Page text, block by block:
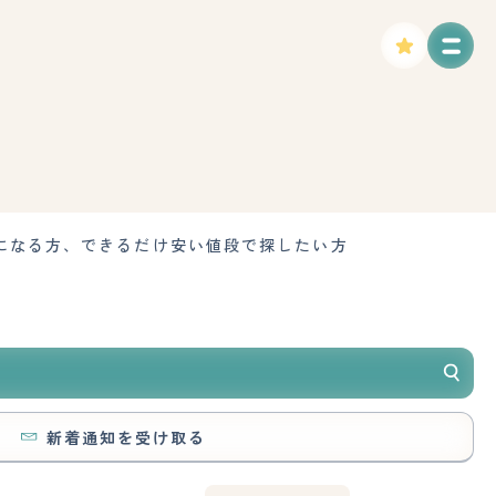
る方、できるだけ安い値段で探したい方
新着通知を受け取る